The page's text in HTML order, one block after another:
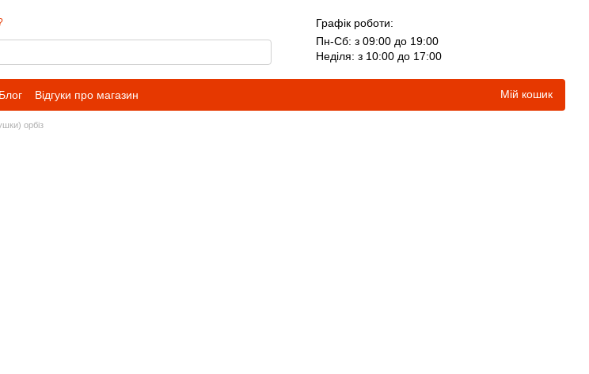
Графік роботи:
Пн-Сб: з 09:00 до 19:00
Неділя: з 10:00 до 17:00
Блог Відгуки про магазин Мій кошик
орбіз